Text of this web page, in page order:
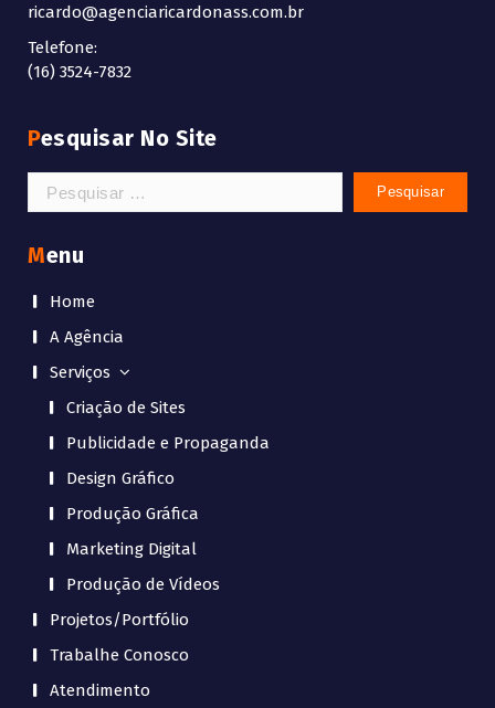
ricardo@agenciaricardonass.com.br
Telefone:
(16) 3524-7832
Pesquisar No Site
Pesquisar
por:
Menu
Home
A Agência
Serviços
Criação de Sites
Publicidade e Propaganda
Design Gráfico
Produção Gráfica
Marketing Digital
Produção de Vídeos
Projetos/Portfólio
Trabalhe Conosco
Atendimento